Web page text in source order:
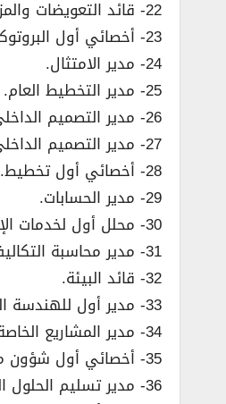
22- قائد التعويضات والمزايا.
23- أخصائي أول البروتوكول واللوجستيات.
24- مدير الامتثال.
25- مدير التخطيط العام.
26- مدير التصميم الداخلي.
27- مدير التصميم الداخلي.
28- أخصائي أول تخطيط.
29- مدير الحسابات.
30- محلل أول لخدمات الإدارة.
31- مدير محاسبة التكاليف.
32- قائد البيئة.
33- مدير أول للهندسة الرقمية.
34- مدير المشاريع الخاصة.
35- أخصائي أول شؤون مجلس الإدارة.
36- مدير تسليم الحلول الرقمية.